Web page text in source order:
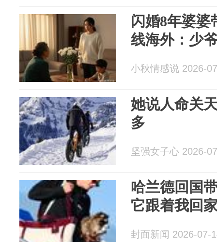
闪婚8年婆婆
线海外：少
小秋情感说 2026-
她说人命关
多
坚强女子心 2026-
哈兰德回国
它跟着我回
封面新闻 2026-07-